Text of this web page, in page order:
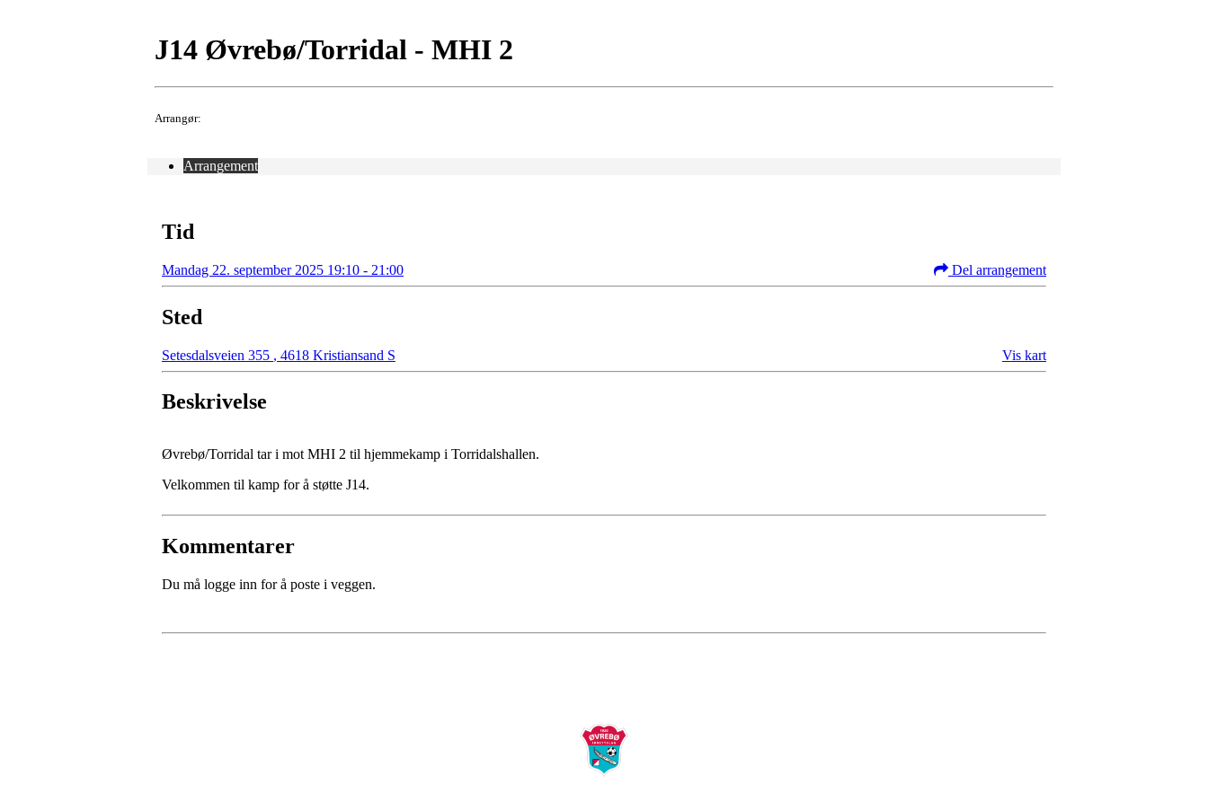
J14 Øvrebø/Torridal - MHI 2
Arrangør:
Arrangement
Tid
Mandag 22. september 2025 19:10 - 21:00 Del arrangement
Sted
Setesdalsveien 355 , 4618 Kristiansand S Vis kart
Beskrivelse
Øvrebø/Torridal tar i mot MHI 2 til hjemmekamp i Torridalshallen.
Velkommen til kamp for å støtte J14.
Kommentarer
Du må logge inn for å poste i veggen.